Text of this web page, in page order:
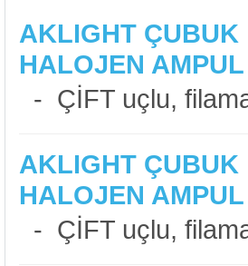
AKLIGHT ÇUBUK
HALOJEN
- ÇİFT uçlu,
AKLIGHT ÇUBUK
HALOJEN
- ÇİFT uçlu,